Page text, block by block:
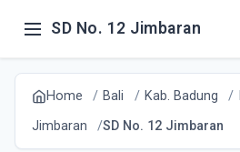
SD No. 12 Jimbaran
Home Bali Kab. Badung
Jimbaran
SD No. 12 Jimbaran